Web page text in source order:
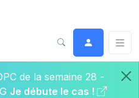
de la semaine 28 -
Je débute le cas !